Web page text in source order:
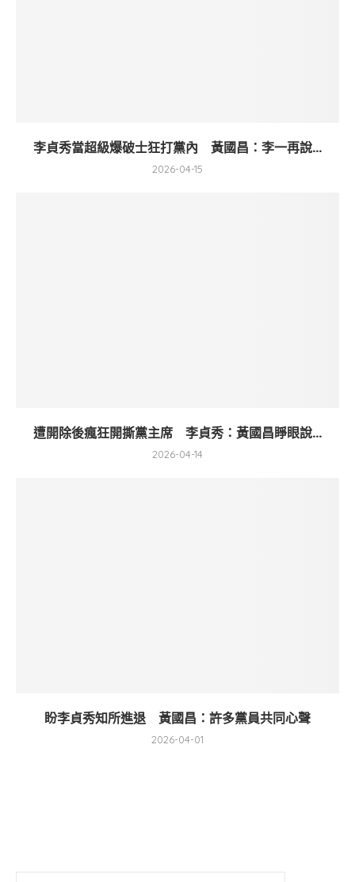
李貞秀當超級爆破士狂打黨內 黃國昌：李一再說...
2026-04-15
遭開除後瘋狂開撕黨主席 李貞秀：黃國昌睜眼說...
2026-04-14
盼李貞秀知所進退 黃國昌：許多黨員共同心聲
2026-04-01